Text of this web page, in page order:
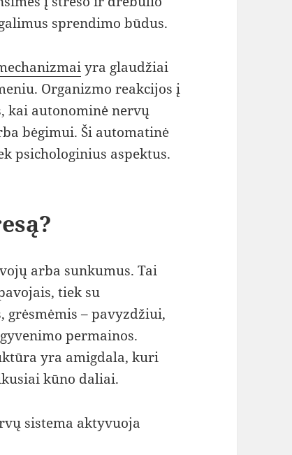
sprendimo būdus.
yra glaudžiai
Organizmo reakcijos į
kai autonominė nervų
bėgimui. Ši automatinė
psichologinius aspektus.
arba sunkumus. Tai
tiek su
grėsmėmis – pavyzdžiui,
permainos.
yra amigdala, kuri
kūno daliai.
sistema aktyvuoja